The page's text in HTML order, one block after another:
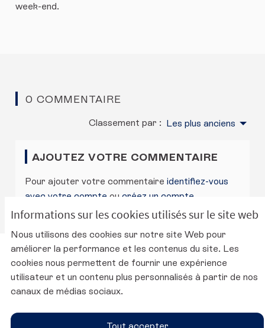
Informations sur les cookies utilisés sur le site web
Nous utilisons des cookies sur notre site Web pour
améliorer la performance et les contenus du site. Les
cookies nous permettent de fournir une expérience
utilisateur et un contenu plus personnalisés à partir de nos
canaux de médias sociaux.
week-end.
0 COMMENTAIRE
Classement par : Les plus anciens
AJOUTEZ VOTRE COMMENTAIRE
Pour ajouter votre commentaire identifiez-vous
avec votre compte ou créez un compte
Charte d'utilisation de la plateforme
Mentions légales
Conditions générales d'utilisation
Paramètres des cookies